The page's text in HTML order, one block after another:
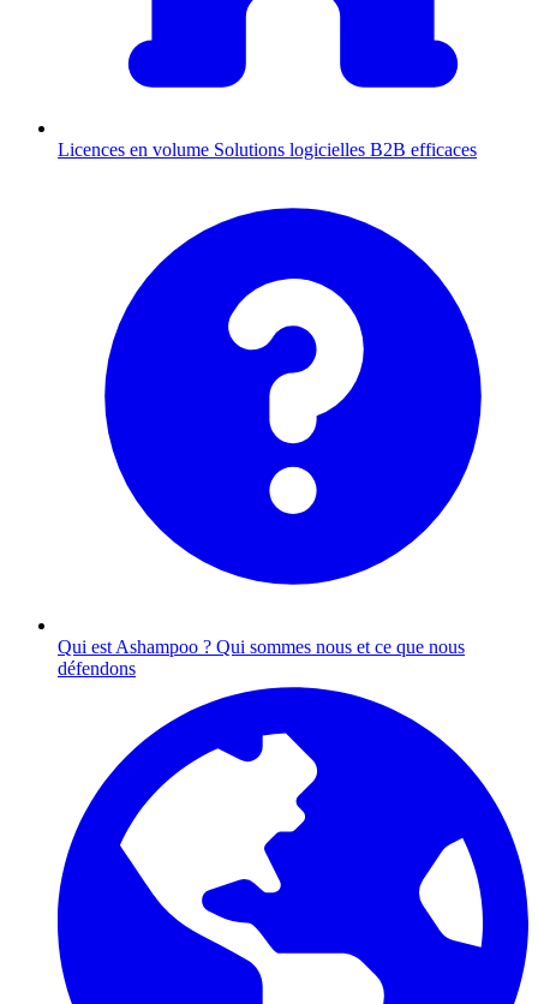
Licences en volume Solutions logicielles B2B efficaces
Qui est Ashampoo ? Qui sommes nous et ce que nous
défendons